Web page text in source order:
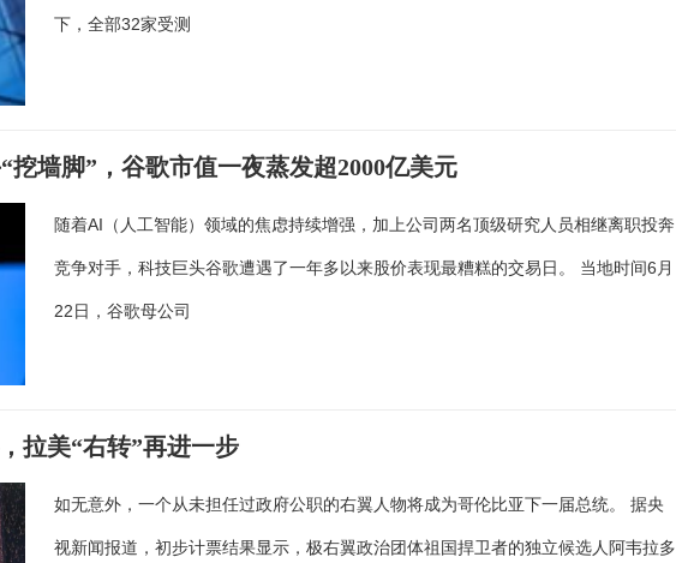
下，全部32家受测
墙脚”，谷歌市值一夜蒸发超2000亿美元
随着AI（人工智能）领域的焦虑持续增强，加上公司两名顶级研究人员相继离职投奔
竞争对手，科技巨头谷歌遭遇了一年多以来股价表现最糟糕的交易日。 当地时间6月
22日，谷歌母公司
拉美“右转”再进一步
如无意外，一个从未担任过政府公职的右翼人物将成为哥伦比亚下一届总统。 据央
视新闻报道，初步计票结果显示，极右翼政治团体祖国捍卫者的独立候选人阿韦拉多